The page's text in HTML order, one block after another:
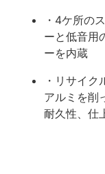
・4ケ所の
ーと低音用
ーを内蔵
・リサイ
アルミを削
耐久性、仕